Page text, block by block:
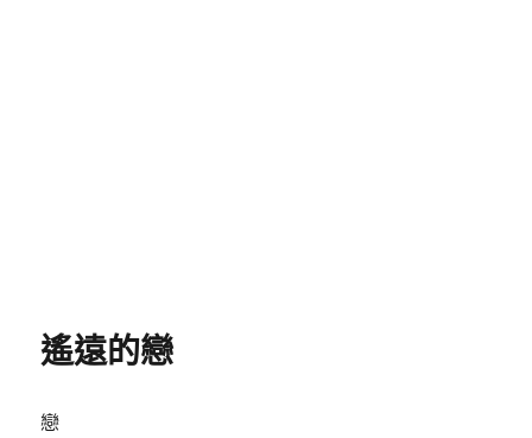
遙遠的戀
戀